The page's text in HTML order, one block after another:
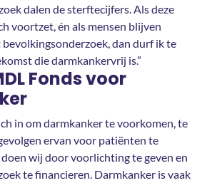
dalen de sterftecijfers. Als deze
voortzet, én als mensen blijven
bevolkingsonderzoek, dan durf ik te
die darmkankervrij is.”
Fonds voor
in om darmkanker te voorkomen, te
ervan voor patiënten te
wij door voorlichting te geven en
te financieren. Darmkanker is vaak